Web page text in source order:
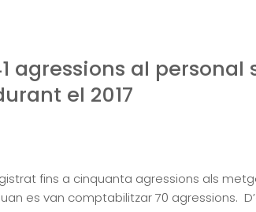
agressions al
el 2017
fins a cinquanta agressions als
quan es van comptabilitzar 70